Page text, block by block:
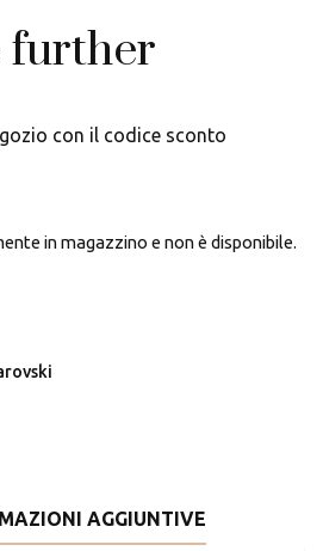
further
con il codice sconto
in magazzino e non è disponibile.
AGGIUNTIVE